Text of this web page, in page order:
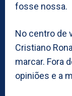
fosse nossa.
No centro de
Cristiano
marcar. Fora
opiniões e a